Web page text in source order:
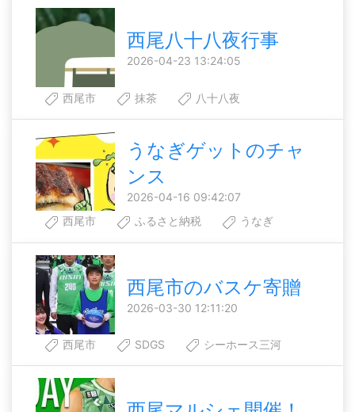
西尾八十八夜行事
2026-04-23 13:24:05
西尾市 抹茶 八十八夜
うなぎゲットのチャ
ンス
2026-04-16 09:42:07
西尾市
ふるさと納税 うなぎ
西尾市のバスケ寄贈
2026-03-30 12:11:20
西尾市 SDGS シーホース三河